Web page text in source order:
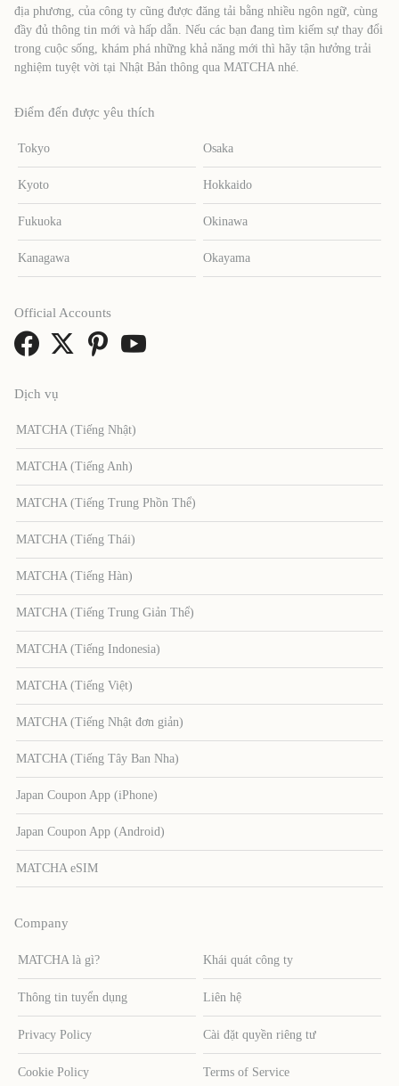
địa phương, của công ty cũng được đăng tải bằng nhiều ngôn ngữ, cùng
đầy đủ thông tin mới và hấp dẫn. Nếu các bạn đang tìm kiếm sự thay đổi
trong cuộc sống, khám phá những khả năng mới thì hãy tận hưởng trải
nghiệm tuyệt vời tại Nhật Bản thông qua MATCHA nhé.
Điểm đến được yêu thích
Tokyo Osaka
Kyoto Hokkaido
Fukuoka Okinawa
Kanagawa Okayama
Dịch vụ
MATCHA (Tiếng Nhật)
MATCHA (Tiếng Anh)
MATCHA (Tiếng Trung Phồn Thể)
MATCHA (Tiếng Thái)
MATCHA (Tiếng Hàn)
MATCHA (Tiếng Trung Giản Thể)
MATCHA (Tiếng Indonesia)
MATCHA (Tiếng Việt)
MATCHA (Tiếng Nhật đơn giản)
MATCHA (Tiếng Tây Ban Nha)
Japan Coupon App (iPhone)
Japan Coupon App (Android)
MATCHA eSIM
Company
MATCHA là gì? Khái quát công ty
Thông tin tuyển dụng Liên hệ
Privacy Policy Cài đặt quyền riêng tư
Cookie Policy Terms of Service
Official Accounts